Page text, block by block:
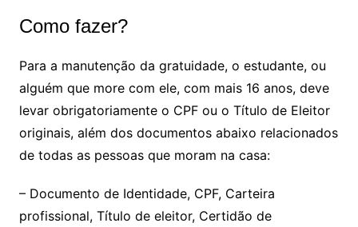
Como fazer?
Para a manutenção da gratuidade, o estudante, ou
alguém que more com ele, com mais 16 anos, deve
levar obrigatoriamente o CPF ou o Título de Eleitor
originais, além dos documentos abaixo relacionados
de todas as pessoas que moram na casa:
– Documento de Identidade, CPF, Carteira
profissional, Título de eleitor, Certidão de